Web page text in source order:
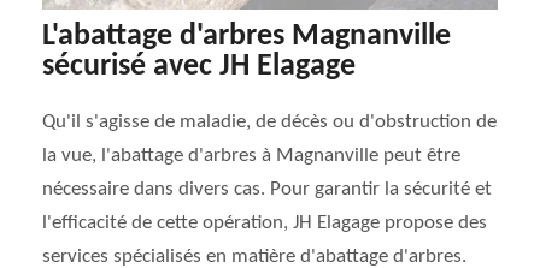
L'abattage d'arbres Magnanville
sécurisé avec JH Elagage
Qu'il s'agisse de maladie, de décès ou d'obstruction de
la vue, l'abattage d'arbres à Magnanville peut être
nécessaire dans divers cas. Pour garantir la sécurité et
l'efficacité de cette opération, JH Elagage propose des
services spécialisés en matière d'abattage d'arbres.